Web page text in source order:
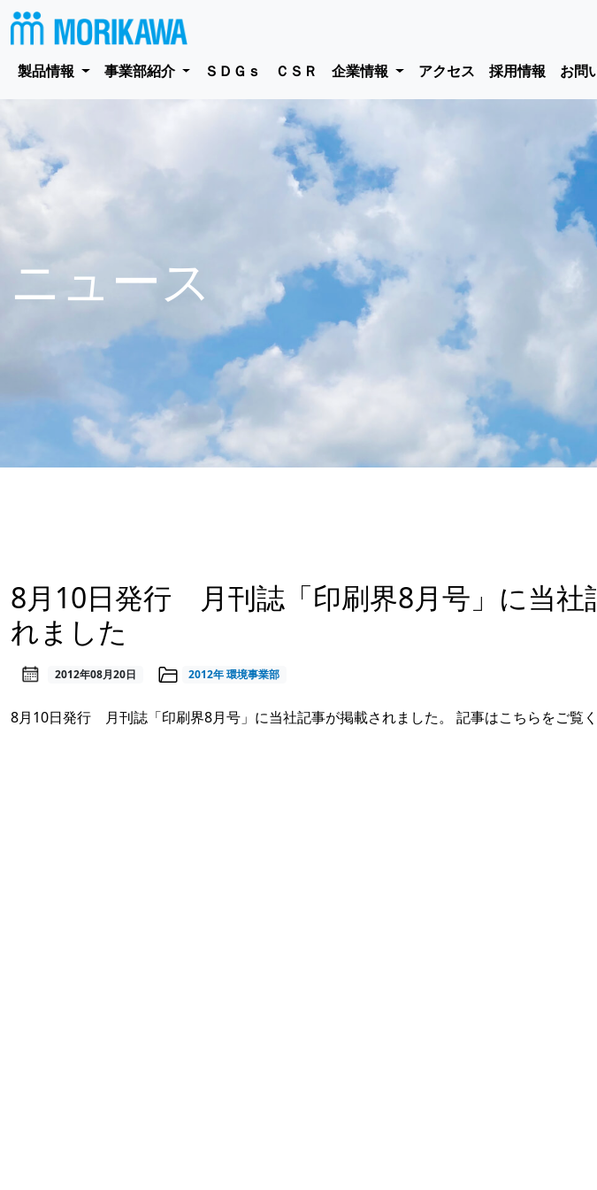
製品情報 事業部紹介 ＳＤＧｓ ＣＳＲ 企業情報 アクセス 採用情報 お問
ニュース
8月10日発行 月刊誌「印刷界8月号」に当社
れました
2012年08月20日 2012年環境事業部
8月10日発行 月刊誌「印刷界8月号」に当社記事が掲載されました。 記事はこちらをご覧く